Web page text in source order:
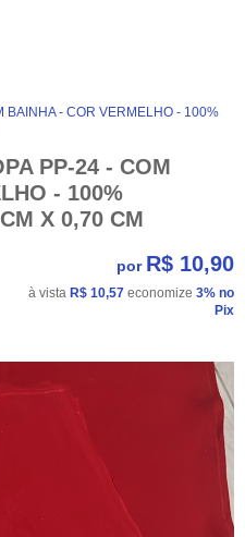
BAINHA - COR VERMELHO - 100%
PP-24 - COM
- 100%
X 0,70 CM
por R$ 10,90
à vista R$ 10,57 economize 3% no
Pix